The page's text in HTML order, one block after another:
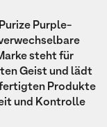
Purple-
steht für
Geist und lädt
Produkte
und Kontrolle